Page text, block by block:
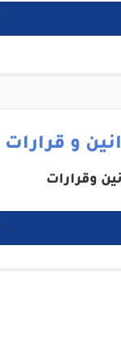
و قرارات
وقرارات